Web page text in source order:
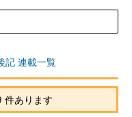
記 連載一覧
件あります